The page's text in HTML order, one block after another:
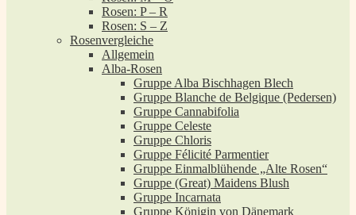
Rosen: P – R
Rosen: S – Z
Rosenvergleiche
Allgemein
Alba-Rosen
Gruppe Alba Bischhagen Blech
Gruppe Blanche de Belgique (Pedersen)
Gruppe Cannabifolia
Gruppe Celeste
Gruppe Chloris
Gruppe Félicité Parmentier
Gruppe Einmalblühende „Alte Rosen“
Gruppe (Great) Maidens Blush
Gruppe Incarnata
Gruppe Königin von Dänemark